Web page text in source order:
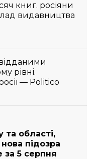
книг. росіяни
видавництва
рівні.
— Politico
та області,
підозра
за 5 серпня